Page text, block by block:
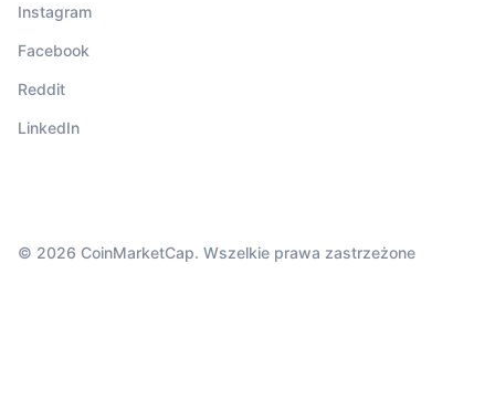
Instagram
Facebook
Reddit
LinkedIn
© 2026 CoinMarketCap. Wszelkie prawa zastrzeżone